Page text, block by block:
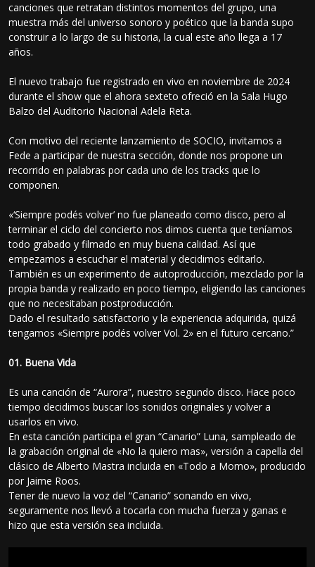
canciones que retratan distintos momentos del grupo, una
muestra más del universo sonoro y poético que la banda supo
construir a lo largo de su historia, la cual este año llega a 17
años.
El nuevo trabajo fue registrado en vivo en noviembre de 2024
durante el show que el ahora sexteto ofreció en la Sala Hugo
Balzo del Auditorio Nacional Adela Reta.
Con motivo del reciente lanzamiento de SOCIO, invitamos a
Fede a participar de nuestra sección, donde nos propone un
recorrido en palabras por cada uno de los tracks que lo
componen.
«‘Siempre podés volver’ no fue planeado como disco, pero al
terminar el ciclo del concierto nos dimos cuenta que teníamos
todo grabado y filmado en muy buena calidad. Así que
empezamos a escuchar el material y decidimos editarlo.
También es un experimento de autoproducción, mezclado por la
propia banda y realizado en poco tiempo, eligiendo las canciones
que no necesitaban postproducción.
Dado el resultado satisfactorio y la experiencia adquirida, quizá
tengamos «Siempre podés volver Vol. 2» en el futuro cercano.”
01. Buena Vida
Es una canción de “Aurora”, nuestro segundo disco. Hace poco
tiempo decidimos buscar los sonidos originales y volver a
usarlos en vivo.
En esta canción participa el gran “Canario” Luna, sampleado de
la grabación original de «No la quiero mas», versión a capella del
clásico de Alberto Mastra incluida en «Todo a Momo», producido
por Jaime Roos.
Tener de nuevo la voz del “Canario” sonando en vivo,
seguramente nos llevó a tocarla con mucha fuerza y ganas e
hizo que esta versión sea incluida.